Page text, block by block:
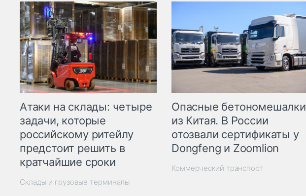
Атаки на склады: четыре
задачи, которые
российскому ритейлу
предстоит решить в
кратчайшие сроки
Склады и грузовые терминалы
Опасные бетономешалки
из Китая. В России
отозвали сертификаты у
Dongfeng и Zoomlion
Коммерческий транспорт